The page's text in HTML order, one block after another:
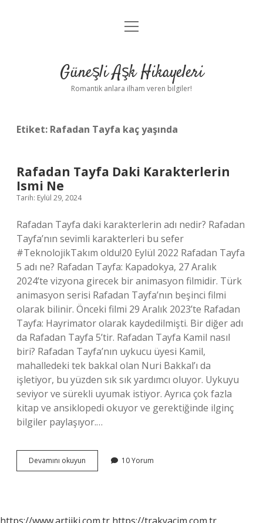
Anasayfa
Yasal Uyarı
menüyü
Güneşli Aşk Hikayeleri
Romantik anlara ilham veren bilgiler!
Etiket: Rafadan Tayfa kaç yaşında
Rafadan Tayfa Daki Karakterlerin
Ismi Ne
Tarih: Eylül 29, 2024
Rafadan Tayfa daki karakterlerin adı nedir? Rafadan
Tayfa’nın sevimli karakterleri bu sefer
#TeknolojikTakım oldu!20 Eylül 2022 Rafadan Tayfa
5 adı ne? Rafadan Tayfa: Kapadokya, 27 Aralık
2024’te vizyona girecek bir animasyon filmidir. Türk
animasyon serisi Rafadan Tayfa’nın beşinci filmi
olarak bilinir. Önceki filmi 29 Aralık 2023’te Rafadan
Tayfa: Hayrimator olarak kaydedilmişti. Bir diğer adı
da Rafadan Tayfa 5’tir. Rafadan Tayfa Kamil nasıl
biri? Rafadan Tayfa’nın uykucu üyesi Kamil,
mahalledeki tek bakkal olan Nuri Bakkal’ı da
işletiyor, bu yüzden sık sık yardımcı oluyor. Uykuyu
seviyor ve sürekli uyumak istiyor. Ayrıca çok fazla
kitap ve ansiklopedi okuyor ve gerektiğinde ilginç
bilgiler paylaşıyor.…
Devamını okuyun Rafadan
Tayfa
10 Yorum